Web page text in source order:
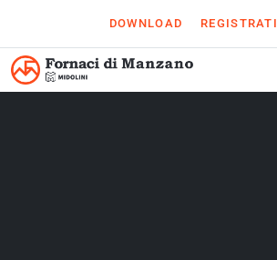
DOWNLOAD REGISTRATI